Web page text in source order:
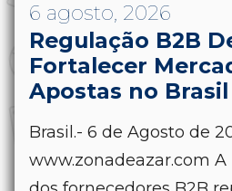
6 agosto, 2026
Regulação B2B
Fortalecer
Apostas no Brasil
Brasil.- 6 de Agosto de
www.zonadeazar.com